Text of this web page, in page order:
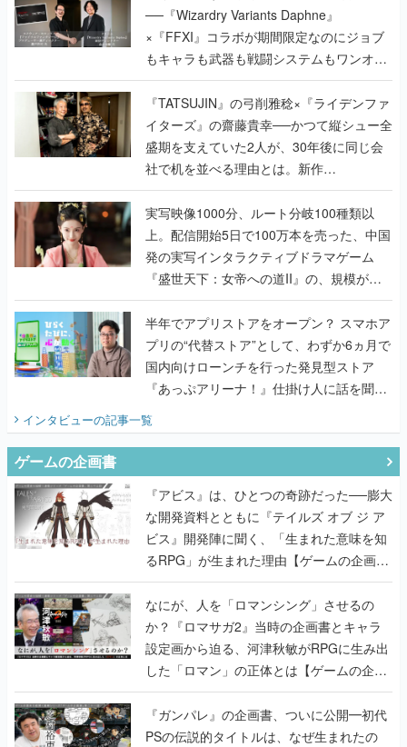
──『Wizardry Variants Daphne』
×『FFXI』コラボが期間限定なのにジョブ
もキャラも武器も戦闘システムもワンオフ
で作り込まれた理由を両ディレクターに聞
く
『TATSUJIN』の弓削雅稔×『ライデンファ
イターズ』の齋藤貴幸──かつて縦シュー全
盛期を支えていた2人が、30年後に同じ会
社で机を並べる理由とは。新作
『TATSUJIN EXTREME』で初タッグを組
んだレジェンド2人に訊く開発秘話
実写映像1000分、ルート分岐100種類以
上。配信開始5日で100万本を売った、中国
発の実写インタラクティブドラマゲーム
『盛世天下：女帝への道II』の、規模が違
うこだわりをプロデューサーに聞いた
半年でアプリストアをオープン？ スマホア
プリの“代替ストア”として、わずか6ヵ月で
国内向けローンチを行った発見型ストア
『あっぷアリーナ！』仕掛け人に話を聞い
てみた
インタビューの記事一覧
ゲームの企画書
『アビス』は、ひとつの奇跡だった──膨大
な開発資料とともに『テイルズ オブ ジ ア
ビス』開発陣に聞く、「生まれた意味を知
るRPG」が生まれた理由【ゲームの企画
書】
なにが、人を「ロマンシング」させるの
か？『ロマサガ2』当時の企画書とキャラ
設定画から迫る、河津秋敏がRPGに生み出
した「ロマン」の正体とは【ゲームの企画
書】
『ガンパレ』の企画書、ついに公開━初代
PSの伝説的タイトルは、なぜ生まれたの